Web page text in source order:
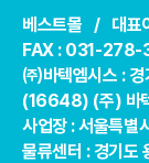
베스트몰 / 대표
FAX : 031-
㈜바텍엠시스 :
(16648) (주) 바
사업장 : 서울특
물류센터 : 경기도